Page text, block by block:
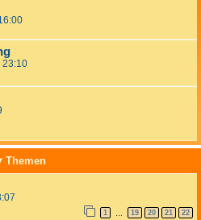
23:10
Themen
1 … 19 20 21 22